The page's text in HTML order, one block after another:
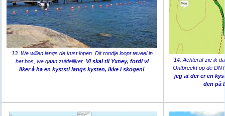
13. We willen langs de kust lopen. Dit rondje loopt teveel in
het bos, we gaan zuidelijker. Vi skal til Yxney, fordi vi
liker å ha en kyststi langs kysten, ikke i skogen!
14. Achteraf zie ik
Ontbreekt op de
jeg at der er en
den på